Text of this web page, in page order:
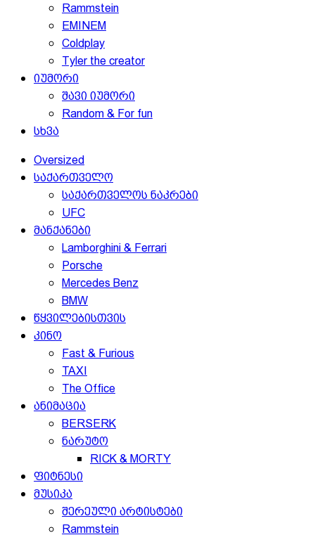
Rammstein
EMINEM
Coldplay
Tyler the creator
იუმორი
შავი იუმორი
Random & For fun
სხვა
Oversized
საქართველო
საქართველოს ნაკრები
UFC
მანქანები
Lamborghini & Ferrari
Porsche
Mercedes Benz
BMW
წყვილებისთვის
კინო
Fast & Furious
TAXI
The Office
ანიმაცია
BERSERK
ნარუტო
RICK & MORTY
ფიტნესი
მუსიკა
შერეული არტისტები
Rammstein